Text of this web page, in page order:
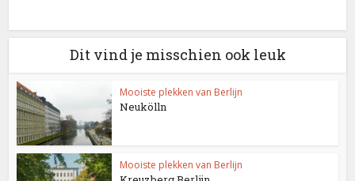
Dit vind je misschien ook leuk
Mooiste plekken van Berlijn
Neukölln
Mooiste plekken van Berlijn